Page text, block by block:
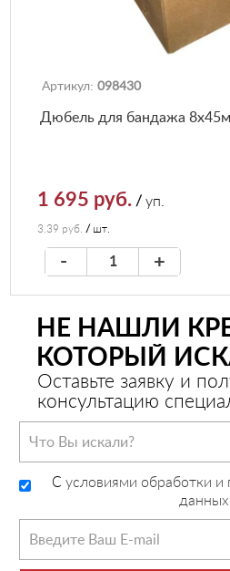
Артикул: 098430
Дюбель для бандажа
1 695 руб. /уп.
3.39 руб. / шт.
- +
НЕ НАШЛИ
КОТОРЫЙ
Оставьте заявку и
консультацию
C условиями обработки и
данных